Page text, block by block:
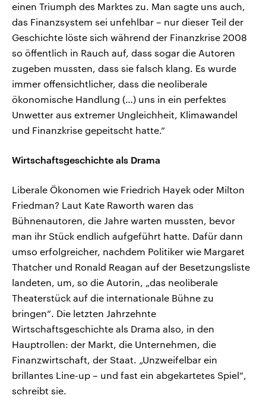
einen Triumph des Marktes zu. Man sagte uns auch,
das Finanzsystem sei unfehlbar – nur dieser Teil der
Geschichte löste sich während der Finanzkrise 2008
so öffentlich in Rauch auf, dass sogar die Autoren
zugeben mussten, dass sie falsch klang. Es wurde
immer offensichtlicher, dass die neoliberale
ökonomische Handlung (…) uns in ein perfektes
Unwetter aus extremer Ungleichheit, Klimawandel
und Finanzkrise gepeitscht hatte.“
Wirtschaftsgeschichte als Drama
Liberale Ökonomen wie Friedrich Hayek oder Milton
Friedman? Laut Kate Raworth waren das
Bühnenautoren, die Jahre warten mussten, bevor
man ihr Stück endlich aufgeführt hatte. Dafür dann
umso erfolgreicher, nachdem Politiker wie Margaret
Thatcher und Ronald Reagan auf der Besetzungsliste
landeten, um, so die Autorin, „das neoliberale
Theaterstück auf die internationale Bühne zu
bringen“. Die letzten Jahrzehnte
Wirtschaftsgeschichte als Drama also, in den
Hauptrollen: der Markt, die Unternehmen, die
Finanzwirtschaft, der Staat. „Unzweifelbar ein
brillantes Line-up – und fast ein abgekartetes Spiel“,
schreibt sie.